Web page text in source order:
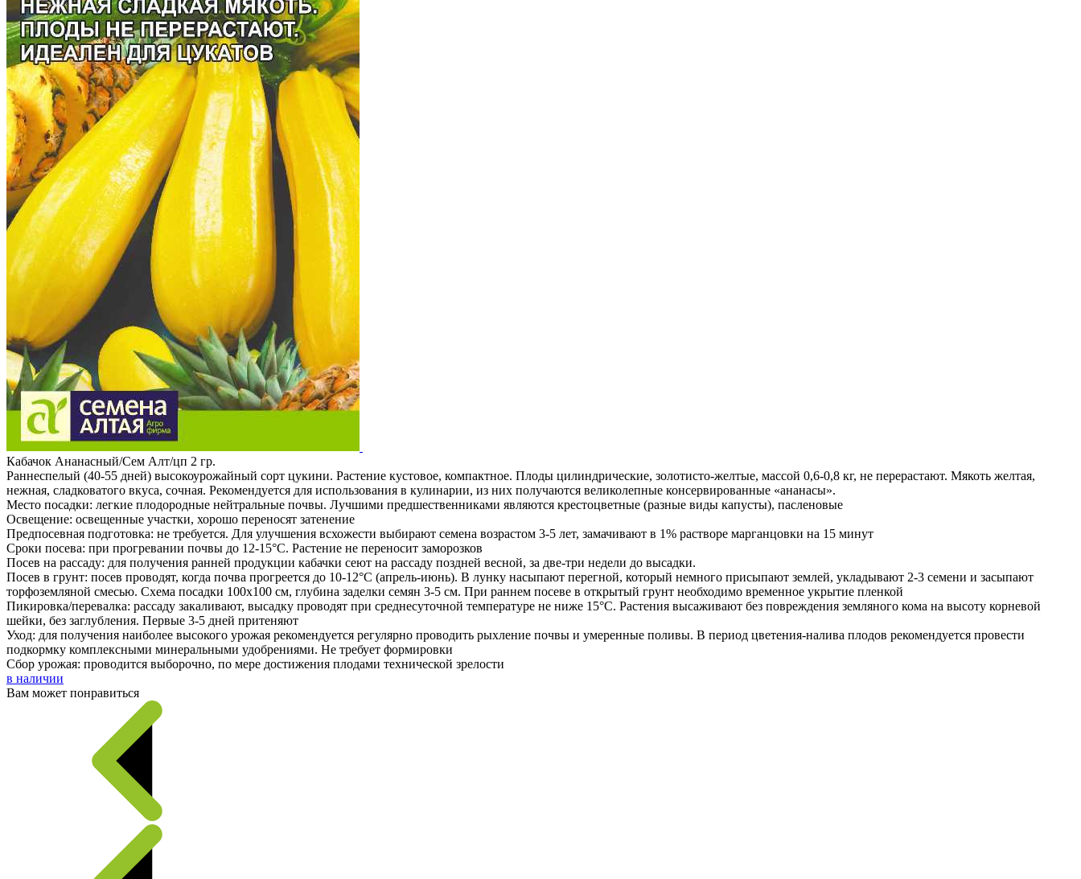
Кабачок Ананасный/Сем Алт/цп 2 гр.
Раннеспелый (40-55 дней) высокоурожайный сорт цукини. Растение кустовое, компактное. Плоды цилиндрические, золотисто-желтые, массой 0,6-0,8 кг, не перерастают. Мякоть желтая,
нежная, сладковатого вкуса, сочная. Рекомендуется для использования в кулинарии, из них получаются великолепные консервированные «ананасы».
Место посадки: легкие плодородные нейтральные почвы. Лучшими предшественниками являются крестоцветные (разные виды капусты), пасленовые
Освещение: освещенные участки, хорошо переносят затенение
Предпосевная подготовка: не требуется. Для улучшения всхожести выбирают семена возрастом 3-5 лет, замачивают в 1% растворе марганцовки на 15 минут
Сроки посева: при прогревании почвы до 12-15°C. Растение не переносит заморозков
Посев на рассаду: для получения ранней продукции кабачки сеют на рассаду поздней весной, за две-три недели до высадки.
Посев в грунт: посев проводят, когда почва прогреется до 10-12°C (апрель-июнь). В лунку насыпают перегной, который немного присыпают землей, укладывают 2-3 семени и засыпают
торфоземляной смесью. Схема посадки 100х100 см, глубина заделки семян 3-5 см. При раннем посеве в открытый грунт необходимо временное укрытие пленкой
Пикировка/перевалка: рассаду закаливают, высадку проводят при среднесуточной температуре не ниже 15°C. Растения высаживают без повреждения земляного кома на высоту корневой
шейки, без заглубления. Первые 3-5 дней притеняют
Уход: для получения наиболее высокого урожая рекомендуется регулярно проводить рыхление почвы и умеренные поливы. В период цветения-налива плодов рекомендуется провести
подкормку комплексными минеральными удобрениями. Не требует формировки
Сбор урожая: проводится выборочно, по мере достижения плодами технической зрелости
в наличии
Вам может понравиться